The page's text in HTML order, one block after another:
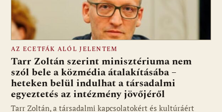
Fotó: media1.hu
AZ ECETFÁK ALÓL JELENTEM
Tarr Zoltán szerint minisztériuma nem
szól bele a közmédia átalakításába –
heteken belül indulhat a társadalmi
egyeztetés az intézmény jövőjéről
Tarr Zoltán, a társadalmi kapcsolatokért és kultúráért